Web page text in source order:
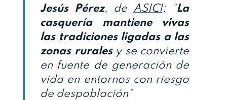
Jesús Pérez, de ASICI: “La
casquería mantiene vivas
las tradiciones ligadas a las
zonas ruralesy se convierte
en fuente de generación de
vida en entornos con riesgo
de despoblación”